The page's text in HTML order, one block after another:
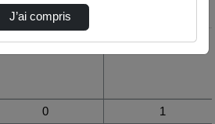
de la journée Vue du mois
communautaires graves
0 1
J’ai compris